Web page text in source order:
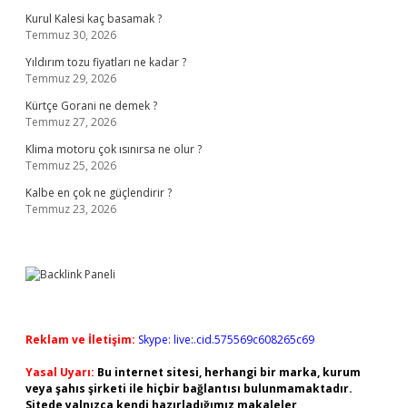
Kurul Kalesi kaç basamak ?
Temmuz 30, 2026
Yıldırım tozu fiyatları ne kadar ?
Temmuz 29, 2026
Kürtçe Gorani ne demek ?
Temmuz 27, 2026
Klima motoru çok ısınırsa ne olur ?
Temmuz 25, 2026
Kalbe en çok ne güçlendirir ?
Temmuz 23, 2026
Reklam ve İletişim: Skype: live:.cid.575569c608265c69
Yasal Uyarı: Bu internet sitesi, herhangi bir marka, kurum
veya şahıs şirketi ile hiçbir bağlantısı bulunmamaktadır.
Sitede yalnızca kendi hazırladığımız makaleler